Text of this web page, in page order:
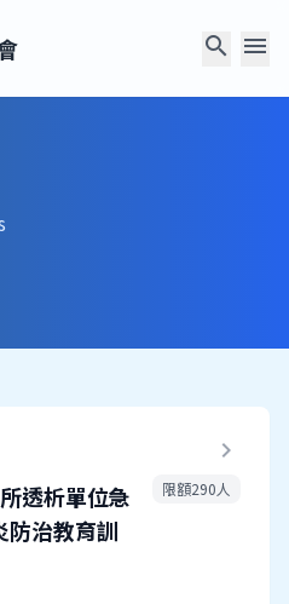
search menu
透析單位急
防治教育訓
chevron_right
限額290人